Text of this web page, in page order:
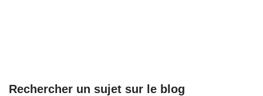
Rechercher un sujet sur le blog